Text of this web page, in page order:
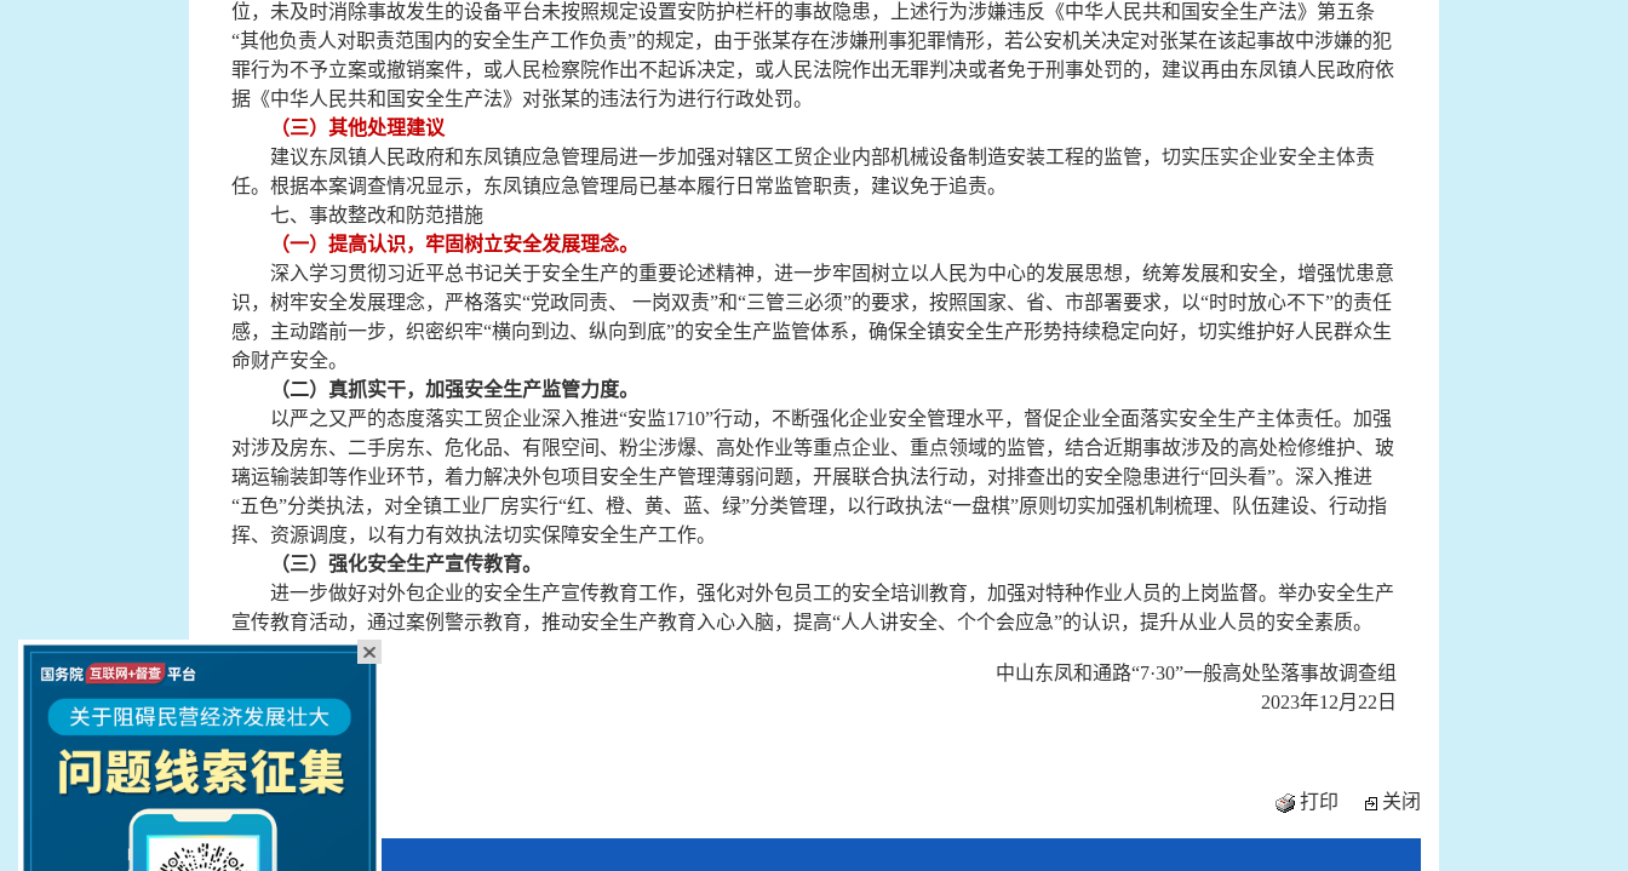
位，未及时消除事故发生的设备平台未按照规定设置安防护栏杆的事故隐患，上述行为涉嫌违反《中华人民共和国安全生产法》第五条
“其他负责人对职责范围内的安全生产工作负责”的规定，由于张某存在涉嫌刑事犯罪情形，若公安机关决定对张某在该起事故中涉嫌的犯
罪行为不予立案或撤销案件，或人民检察院作出不起诉决定，或人民法院作出无罪判决或者免于刑事处罚的，建议再由东凤镇人民政府依
据《中华人民共和国安全生产法》对张某的违法行为进行行政处罚。
（三）其他处理建议
建议东凤镇人民政府和东凤镇应急管理局进一步加强对辖区工贸企业内部机械设备制造安装工程的监管，切实压实企业安全主体责
任。根据本案调查情况显示，东凤镇应急管理局已基本履行日常监管职责，建议免于追责。
七、 事故整改和防范措施
（一）提高认识，牢固树立安全发展理念。
深入学习贯彻习近平总书记关于安全生产的重要论述精神，进一步牢固树立以人民为中心的发展思想，统筹发展和安全，增强忧患意
识，树牢安全发展理念，严格落实“党政同责、 一岗双责”和“三管三必须”的要求，按照国家、省、市部署要求，以“时时放心不下”的责任
感，主动踏前一步，织密织牢“横向到边、纵向到底”的安全生产监管体系，确保全镇安全生产形势持续稳定向好，切实维护好人民群众生
命财产安全。
（二）真抓实干，加强安全生产监管力度。
以严之又严的态度落实工贸企业深 入推进“安监1710”行动，不断强化企业安全管理水平，督促企业全面落实安全生产主体责任。 加强
对涉及房东、二手房东、危化品、有限空间、粉尘涉爆、高处作业等重点企业、重点领域的监管，结合近期事故涉及的高处检修维护、玻
璃运输装卸等作业环节，着力解决外包项目安全生产管理薄弱问题，开展联合执法行动， 对排查出的安全隐患进行“回头看”。深入推进
“五色”分类执法，对全镇工业厂房实行“红、橙、黄、蓝、绿”分类管理，以行政执法“一盘棋”原则切实加强机制梳理、队伍建设、行动指
挥、资源调度，以有力有效执法切实保障安全生产工作。
（三） 强化安全生产宣传教育。
进一步做好对外包企业的安全生产宣传教育工作，强化对外包员工的安全培训教育，加强对特种作业人员的上岗监督。举办安全生产
宣传教育活动，通过案例警示教育，推动安全生产教育入心入脑，提高“人人讲安全、个个会应急”的认识，提升从业人员的安全素质。
中山东凤和通路“7·30”一般高处坠落事故调查组
2023年12月 22 日
打印 关闭